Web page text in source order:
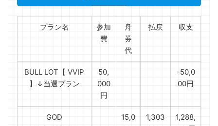
プラン名
参加
費
舟
券
代
払戻 収支
BULL LOT【 VVIP
】↓当選プラン
50,
000
円
-50,0
00円
GOD
15,0
1,303
1,288,